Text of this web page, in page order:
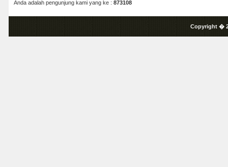
Anda adalah pengunjung kami yang ke : 873108
Copyright �